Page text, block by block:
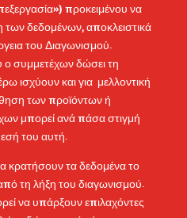
προκειμένου να
των δεδομένων, αποκλειστικά
του Διαγωνισμού.
συμμετέχων δώσει τη
ισχύουν και για μελλοντική
των προϊόντων ή
μπορεί ανά πάσα στιγμή
του αυτή.
κρατήσουν τα δεδομένα το
τη λήξη του διαγωνισμού.
να υπάρξουν επιλαχόντες